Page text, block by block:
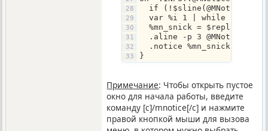
if
var %i 1 | while (%i <=
%mn_snick =
.aline -p 3 @MNotice
.notice %mn_snick
}
Примечание: Чтобы открыть пустое
окно для начала работы, введите
команду [c]/mnotice[/c] и нажмите
правой кнопкой мыши для вызова